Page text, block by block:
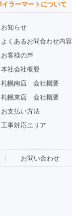
イラーマートについて
お知らせ
よくあるお問合わせ内容
お客様の声
本社会社概要
札幌南店 会社概要
札幌東店 会社概要
お支払い方法
工事対応エリア
お問い合わせ